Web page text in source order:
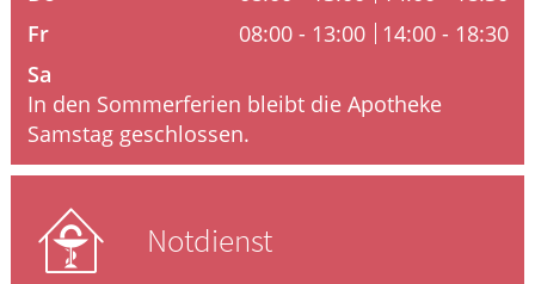
WELLNESS
Fr
08:00 - 13:00
14:00 - 18:30
Sa
In den Sommerferien bleibt die Apotheke
Samstag geschlossen.
Notdienst